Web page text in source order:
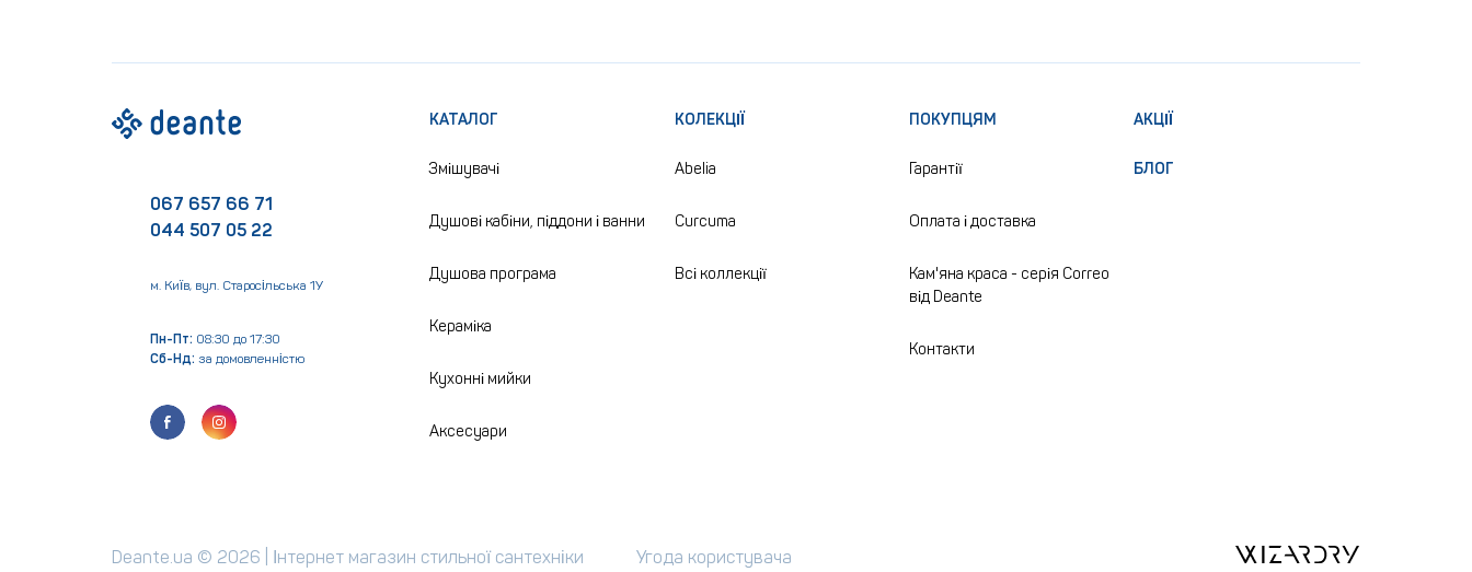
КАТАЛОГ
Змішувачі
Душові кабіни, піддони і ванни
Душова програма
Кераміка
Кухонні мийки
Аксесуари
КОЛЕКЦІЇ
Abelia
Curcuma
Всі коллекції
ПОКУПЦЯМ
Гарантії
Оплата і доставка
Кам'яна краса - серія Correo
від Deante
Контакти
АКЦІЇ
БЛОГ
067 657 66 71
044 507 05 22
м. Київ, вул. Старосільська 1У
Пн-Пт: 08:30 до 17:30
Сб-Нд: за домовленністю
Deante.ua © 2026 | Інтернет магазин стильної сантехніки Угода користувача